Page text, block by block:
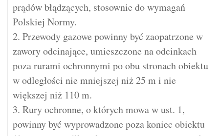
prądów błądzących, stosownie do wymagań
Polskiej Normy.
2. Przewody gazowe powinny być zaopatrzone w
zawory odcinające, umieszczone na odcinkach
poza rurami ochronnymi po obu stronach obiektu
w odległości nie mniejszej niż 25 m i nie
większej niż 110 m.
3. Rury ochronne, o których mowa w ust. 1,
powinny być wyprowadzone poza koniec obiektu